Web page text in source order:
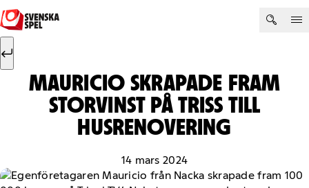
Hoppa till innehåll
Sök efter:
MAURICIO SKRAPADE FRAM
STORVINST PÅ TRISS TILL
HUSRENOVERING
14 mars 2024